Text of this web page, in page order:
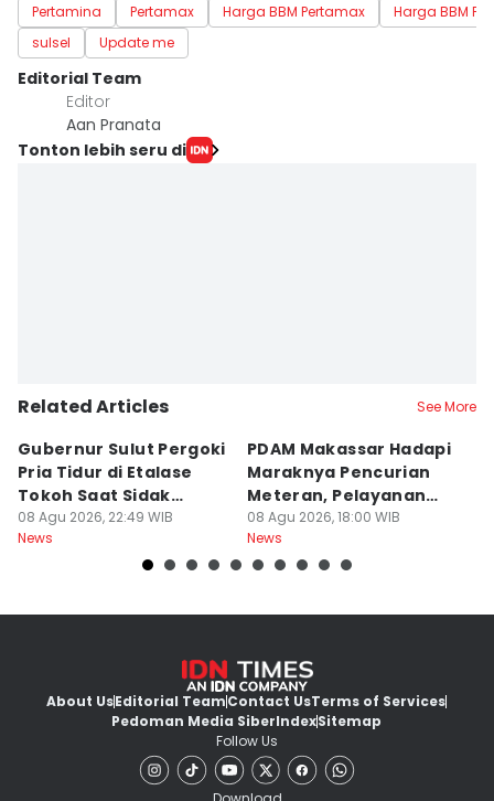
Pertamina Pertamax Harga BBM Pertamax
Harga BBM
sulsel
Update me
Editorial Team
Editor
Aan Pranata
Tonton lebih seru di
Related Articles See More
Gubernur Sulut Pergoki
Pria Tidur di Etalase
Tokoh Saat Sidak
Gedung
08 Agu 2026, 22:49 WIB
News
PDAM Makassar Hadapi
Maraknya Pencurian
Meteran, Pelayanan
Ikut Terdampak
08 Agu 2026, 18:00 WIB
News
About UsEditorial TeamContact UsTerms of Services
Pedoman Media SiberIndexSitemap
Follow Us